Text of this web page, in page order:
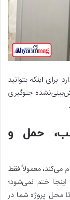
برای اینکه بتوانید
جلوگیری
حمل و
می‌کند، معمولاً فقط
ختم نمی‌شود؛
تا محل پروژه شما در